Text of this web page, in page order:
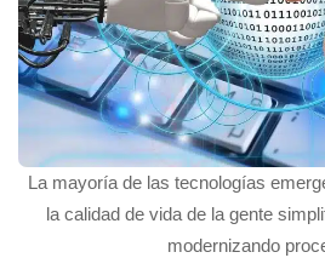
La mayoría de las tecnologías
la calidad de vida de la gente
modernizando